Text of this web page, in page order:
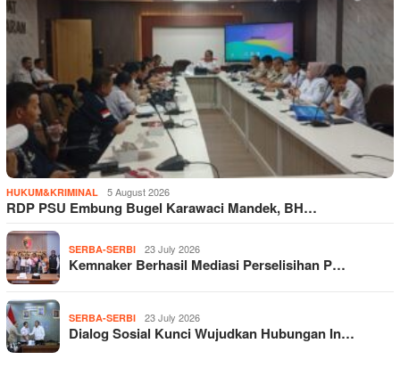
HUKUM&KRIMINAL 5 August 2026
RDP PSU Embung Bugel Karawaci Mandek, BH…
SERBA-SERBI 23 July 2026
Kemnaker Berhasil Mediasi Perselisihan P…
SERBA-SERBI 23 July 2026
Dialog Sosial Kunci Wujudkan Hubungan In…